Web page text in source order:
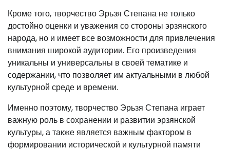
Кроме того, творчество Эрьзя Степана не только
достойно оценки и уважения со стороны эрзянского
народа, но и имеет все возможности для привлечения
внимания широкой аудитории. Его произведения
уникальны и универсальны в своей тематике и
содержании, что позволяет им актуальными в любой
культурной среде и времени.
Именно поэтому, творчество Эрьзя Степана играет
важную роль в сохранении и развитии эрзянской
культуры, а также является важным фактором в
формировании исторической и культурной памяти